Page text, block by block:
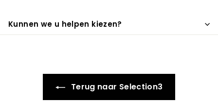
Kunnen we u helpen kiezen?
Terug naar Selection3